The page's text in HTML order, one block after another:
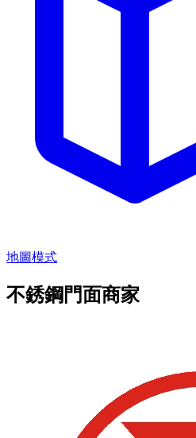
地圖模式
不銹鋼門面商家